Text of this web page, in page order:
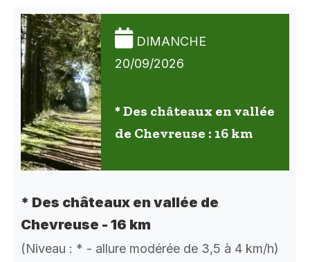
DIMANCHE
20/09/2026
* Des châteaux en vallée
de Chevreuse : 16 km
* Des châteaux en vallée de
Chevreuse - 16 km
(Niveau : * - allure modérée de 3,5 à 4 km/h)